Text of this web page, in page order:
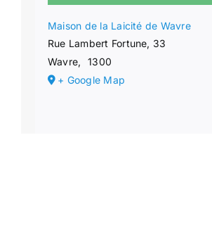
Maison de la Laicité de Wavre
Rue Lambert Fortune, 33
Wavre,
1300
+ Google Map